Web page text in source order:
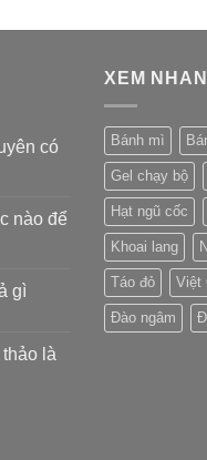
có
nào để
gì
là
XEM
Bánh mì
Gel chạy bộ
Hạt ngũ cốc
Khoai lang
Táo đỏ Việt
Đào ngâm